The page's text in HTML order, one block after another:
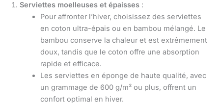
Serviettes moelleuses et épaisses :
Pour affronter l’hiver, choisissez des serviettes
en coton ultra-épais ou en bambou mélangé. Le
bambou conserve la chaleur et est extrêmement
doux, tandis que le coton offre une absorption
rapide et efficace.
Les serviettes en éponge de haute qualité, avec
un grammage de 600 g/m² ou plus, offrent un
confort optimal en hiver.